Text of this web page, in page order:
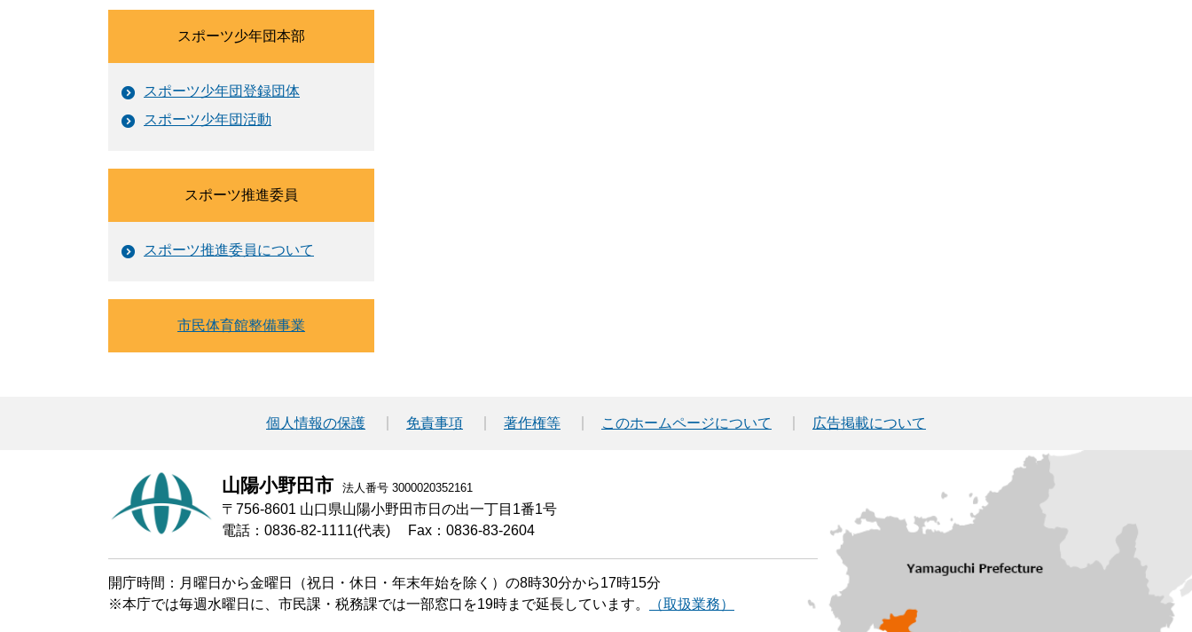
スポーツ少年団本部
スポーツ少年団登録団体
スポーツ少年団活動
スポーツ推進委員
スポーツ推進委員について
市民体育館整備事業
個人情報の保護 免責事項 著作権等 このホームページについて 広告掲載について
山陽小野田市 法人番号 3000020352161
〒756-8601 山口県山陽小野田市日の出一丁目1番1号
電話：0836-82-1111(代表)
Fax：0836-83-2604
開庁時間：月曜日から金曜日（祝日・休日・年末年始を除く）の8時30分から17時15分
※本庁では毎週水曜日に、市民課・税務課では一部窓口を19時まで延長しています。
（取扱業務）